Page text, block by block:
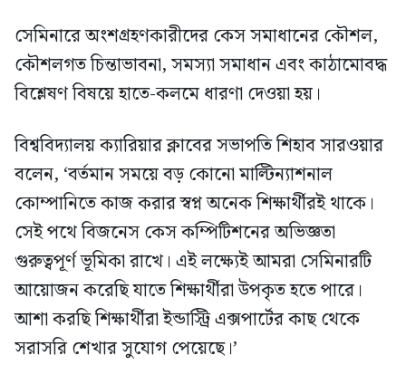
সেমিনারে অংশগ্রহণকারীদের কেস সমাধানের কৌশল,
কৌশলগত চিন্তাভাবনা, সমস্যা সমাধান এবং কাঠামোবদ্ধ
বিশ্লেষণ বিষয়ে হাতে-কলমে ধারণা দেওয়া হয়।
বিশ্ববিদ্যালয় ক্যারিয়ার ক্লাবের সভাপতি শিহাব সারওয়ার
বলেন, ‘বর্তমান সময়ে বড় কোনো মাল্টিন্যাশনাল
কোম্পানিতে কাজ করার স্বপ্ন অনেক শিক্ষার্থীরই থাকে।
সেই পথে বিজনেস কেস কম্পিটিশনের অভিজ্ঞতা
গুরুত্বপূর্ণ ভূমিকা রাখে। এই লক্ষ্যেই আমরা সেমিনারটি
আয়োজন করেছি যাতে শিক্ষার্থীরা উপকৃত হতে পারে।
আশা করছি শিক্ষার্থীরা ইন্ডাস্ট্রি এক্সপার্টের কাছ থেকে
সরাসরি শেখার সুযোগ পেয়েছে।’